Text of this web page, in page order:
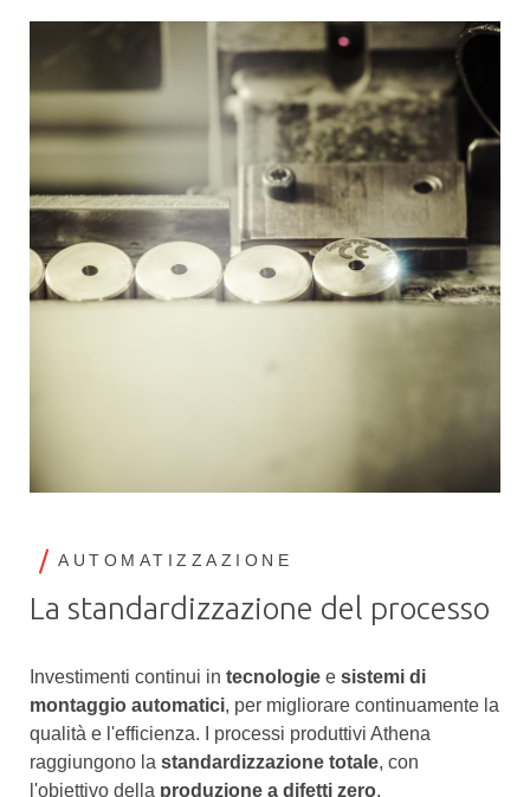
AUTOMATIZZAZIONE
La standardizzazione del processo
Investimenti continui in tecnologie e sistemi di
montaggio automatici, per migliorare continuamente la
qualità e l'efficienza. I processi produttivi Athena
raggiungono la standardizzazione totale, con
l'obiettivo della produzione a difetti zero.